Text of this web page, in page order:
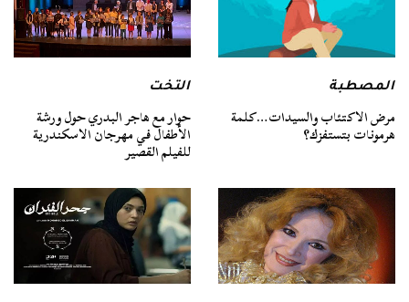
المصطبة
مرض الاكتئاب والسيدات…كلمة
هرمونات بتستفزك؟
التخت
حوار مع هاجر البدري حول ورشة
الأطفال في مهرجان الاسكندرية
للفيلم القصير